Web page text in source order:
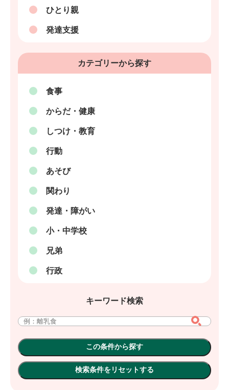
ひとり親
発達支援
カテゴリーから探す
食事
からだ・健康
しつけ・教育
行動
あそび
関わり
発達・障がい
小・中学校
兄弟
行政
キーワード検索